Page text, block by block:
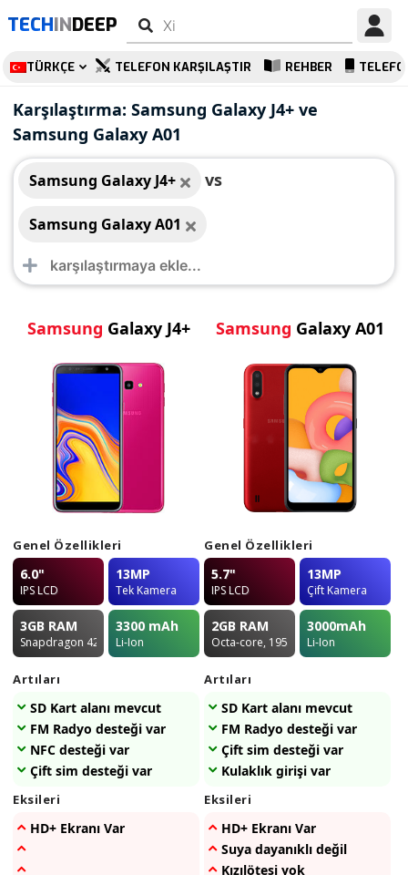
TECHINDEEP
TÜRKÇE TELEFON KARŞILAŞTIR REHBER
Karşılaştırma: Samsung Galaxy J4+ ve
Samsung Galaxy A01
Samsung Galaxy J4+ vs
Samsung Galaxy A01
Samsung Galaxy J4+
Samsung Galaxy J4+
Genel Özellikleri
6.0"
IPS LCD
13MP
Tek Kamera
3GB RAM
Snapdragon 425
3300 mAh
Li-Ion
Artıları
SD Kart alanı mevcut
FM Radyo desteği var
NFC desteği var
Çift sim desteği var
Eksileri
HD+ Ekranı Var
Samsung Galaxy A01
Samsung Galaxy A01
Genel Özellikleri
5.7"
IPS LCD
13MP
Çift Kamera
2GB RAM
Octa-core, 1950 MHz
3000mAh
Li-Ion
Artıları
SD Kart alanı mevcut
FM Radyo desteği var
Çift sim desteği var
Kulaklık girişi var
Eksileri
HD+ Ekranı Var
Suya dayanıklı değil
Kızılötesi yok